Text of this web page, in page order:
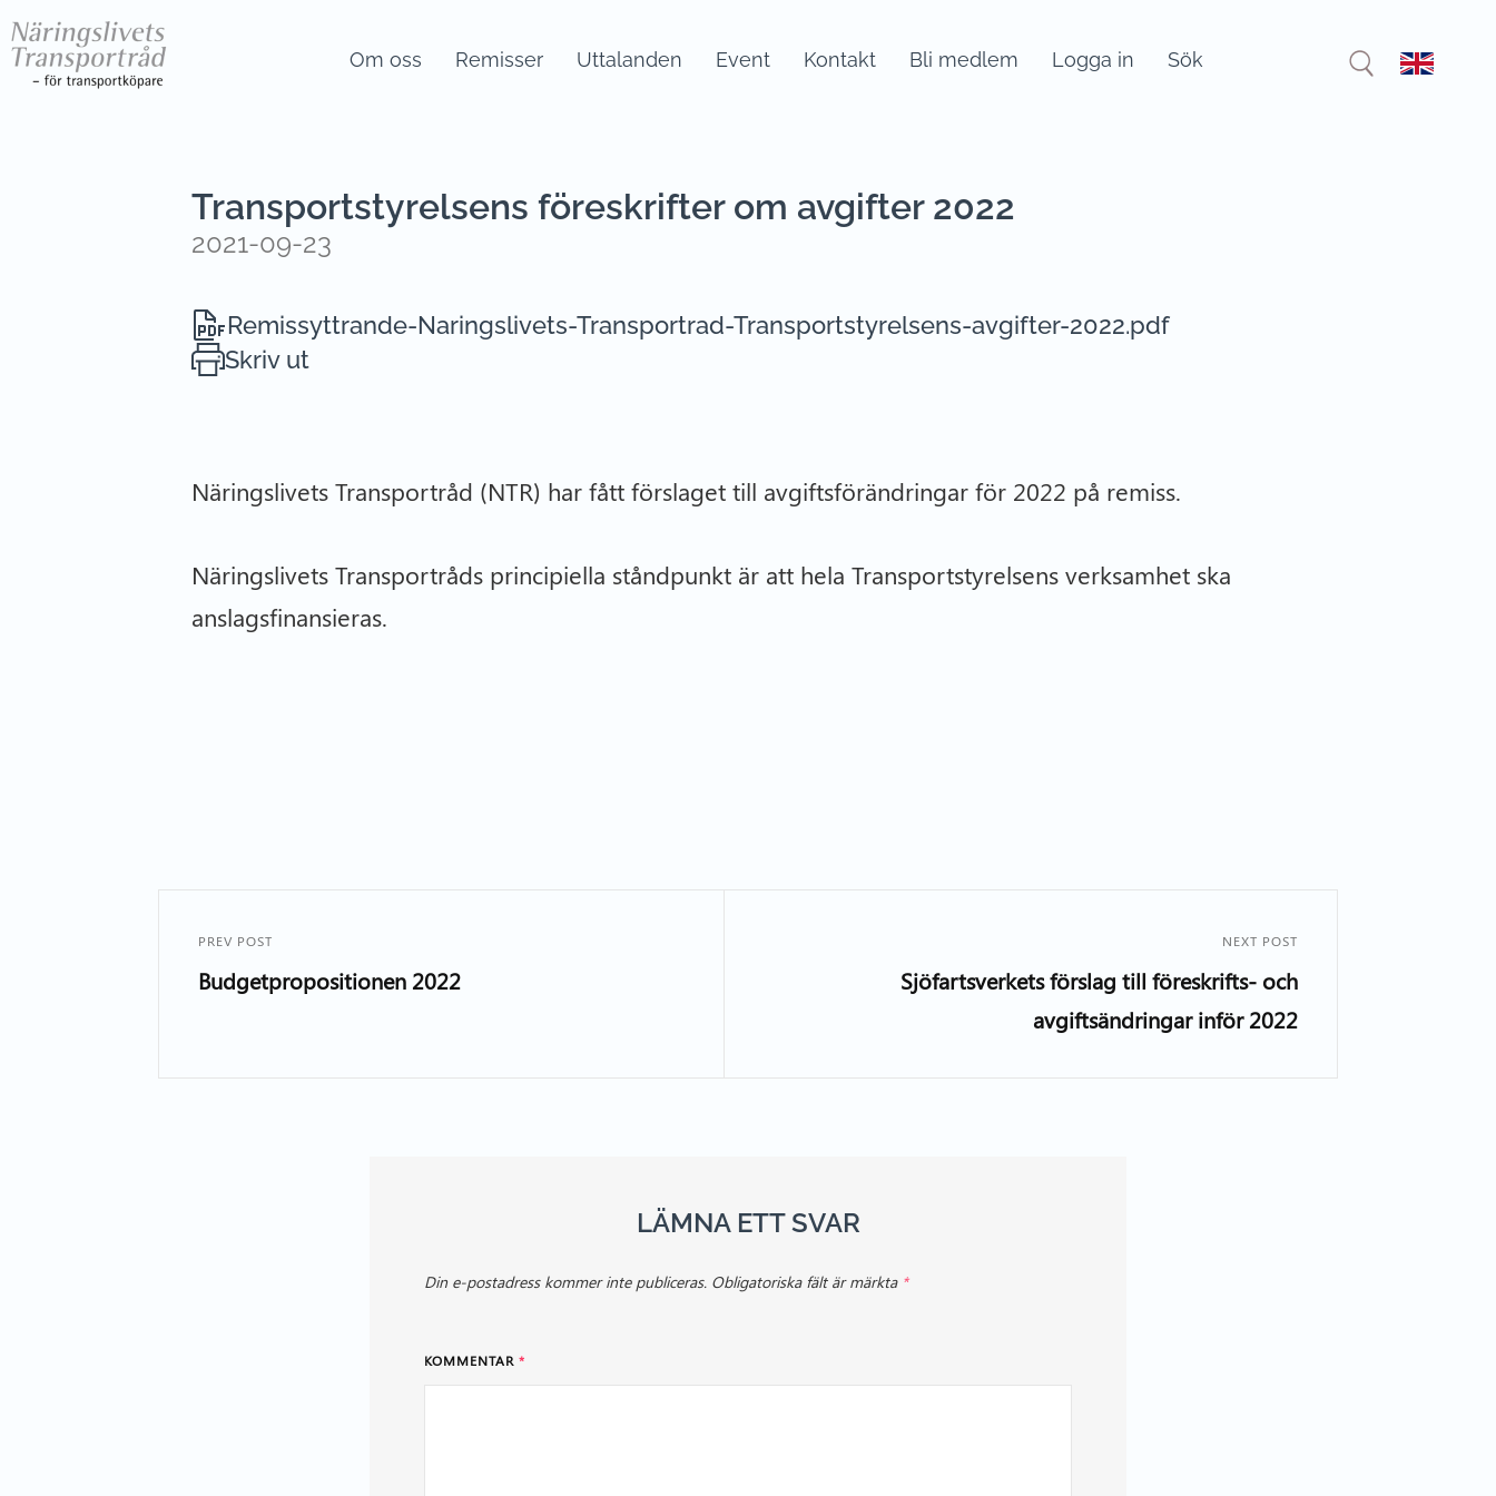
Om oss Remisser Uttalanden Event Kontakt Bli medlem Logga in Sök
Transportstyrelsens föreskrifter om avgifter 2022
2021-09-23
Remissyttrande-Naringslivets-Transportrad-Transportstyrelsens-avgifter-2022.pdf
Skriv ut
Näringslivets Transportråd (NTR) har fått förslaget till avgiftsförändringar för 2022 på remiss.
Näringslivets Transportråds principiella ståndpunkt är att hela Transportstyrelsens verksamhet ska
anslagsfinansieras.
PREV POST
Budgetpropositionen 2022
NEXT POST
Sjöfartsverkets förslag till föreskrifts- och
avgiftsändringar inför 2022
LÄMNA ETT SVAR
Din e-postadress kommer inte publiceras. Obligatoriska fält är märkta *
KOMMENTAR *